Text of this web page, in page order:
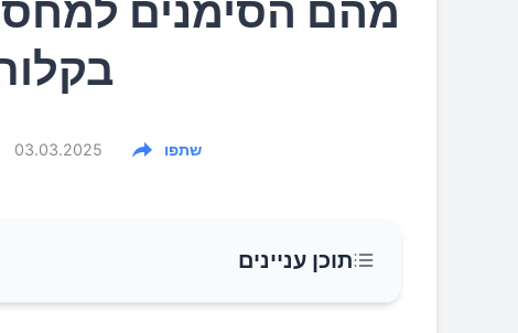
מהם הסימנים
03.03.2025 שתפו
תוכן עניינים